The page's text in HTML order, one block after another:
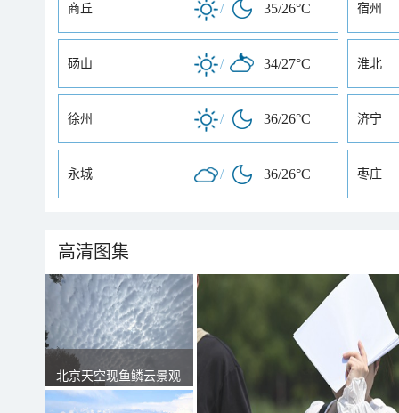
商丘 / 35/26°C 宿州
砀山 / 34/27°C 淮北
徐州 / 36/26°C 济宁
永城 / 36/26°C 枣庄
高清图集
北京天空现鱼鳞云景观